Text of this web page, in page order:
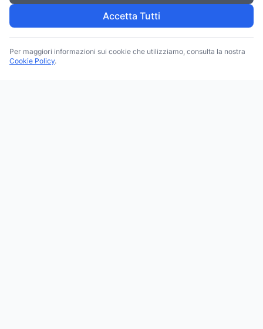
Accetta Tutti
Per maggiori informazioni sui cookie che utilizziamo, consulta la nostra
Cookie Policy.